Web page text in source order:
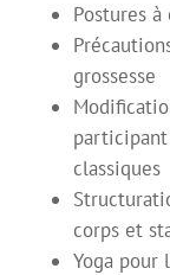
Postures
grossesse
classiques
corps et
Yoga pour